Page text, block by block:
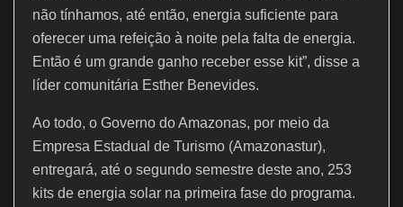
não tínhamos, até então, energia suficiente para
oferecer uma refeição à noite pela falta de energia.
Então é um grande ganho receber esse kit”, disse a
líder comunitária Esther Benevides.
Ao todo, o Governo do Amazonas, por meio da
Empresa Estadual de Turismo (Amazonastur),
entregará, até o segundo semestre deste ano, 253
kits de energia solar na primeira fase do programa.